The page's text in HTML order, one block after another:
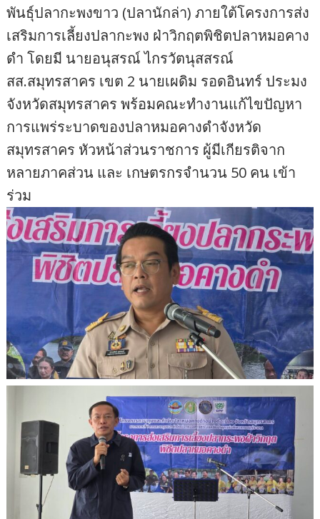
พันธุ์ปลากะพงขาว (ปลานักล่า) ภายใต้โครงการส่ง
เสริมการเลี้ยงปลากะพง ฝ่าวิกฤตพิชิตปลาหมอคาง
ดำ โดยมี นายอนุสรณ์ ไกรวัตนุสสรณ์
สส.สมุทรสาคร เขต 2 นายเผดิม รอดอินทร์ ประมง
จังหวัดสมุทรสาคร พร้อมคณะทำงานแก้ไขปัญหา
การแพร่ระบาดของปลาหมอคางดำจังหวัด
สมุทรสาคร หัวหน้าส่วนราชการ ผู้มีเกียรติจาก
หลายภาคส่วน และ เกษตรกรจำนวน 50 คน เข้า
ร่วม